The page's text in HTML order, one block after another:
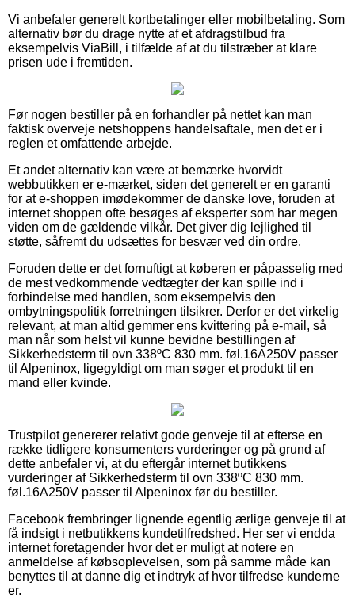
Vi anbefaler generelt kortbetalinger eller mobilbetaling. Som
alternativ bør du drage nytte af et afdragstilbud fra
eksempelvis ViaBill, i tilfælde af at du tilstræber at klare
prisen ude i fremtiden.
Før nogen bestiller på en forhandler på nettet kan man
faktisk overveje netshoppens handelsaftale, men det er i
reglen et omfattende arbejde.
Et andet alternativ kan være at bemærke hvorvidt
webbutikken er e-mærket, siden det generelt er en garanti
for at e-shoppen imødekommer de danske love, foruden at
internet shoppen ofte besøges af eksperter som har megen
viden om de gældende vilkår. Det giver dig lejlighed til
støtte, såfremt du udsættes for besvær ved din ordre.
Foruden dette er det fornuftigt at køberen er påpasselig med
de mest vedkommende vedtægter der kan spille ind i
forbindelse med handlen, som eksempelvis den
ombytningspolitik forretningen tilsikrer. Derfor er det virkelig
relevant, at man altid gemmer ens kvittering på e-mail, så
man når som helst vil kunne bevidne bestillingen af
Sikkerhedsterm til ovn 338ºC 830 mm. føl.16A250V passer
til Alpeninox, ligegyldigt om man søger et produkt til en
mand eller kvinde.
Trustpilot genererer relativt gode genveje til at efterse en
række tidligere konsumenters vurderinger og på grund af
dette anbefaler vi, at du eftergår internet butikkens
vurderinger af Sikkerhedsterm til ovn 338ºC 830 mm.
føl.16A250V passer til Alpeninox før du bestiller.
Facebook frembringer lignende egentlig ærlige genveje til at
få indsigt i netbutikkens kundetilfredshed. Her ser vi endda
internet foretagender hvor det er muligt at notere en
anmeldelse af købsoplevelsen, som på samme måde kan
benyttes til at danne dig et indtryk af hvor tilfredse kunderne
er.